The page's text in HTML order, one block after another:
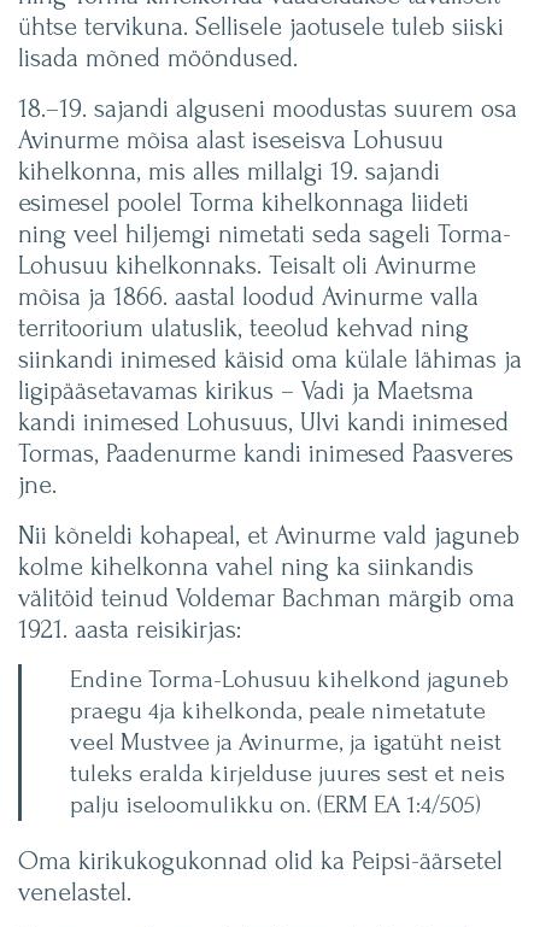
ühtse tervikuna. Sellisele jaotusele tuleb siiski
lisada mõned mööndused.
18.–19. sajandi alguseni moodustas suurem osa
Avinurme mõisa alast iseseisva Lohusuu
kihelkonna, mis alles millalgi 19. sajandi
esimesel poolel Torma kihelkonnaga liideti
ning veel hiljemgi nimetati seda sageli Torma-
Lohusuu kihelkonnaks. Teisalt oli Avinurme
mõisa ja 1866. aastal loodud Avinurme valla
territoorium ulatuslik, teeolud kehvad ning
siinkandi inimesed käisid oma külale lähimas ja
ligipääsetavamas kirikus – Vadi ja Maetsma
kandi inimesed Lohusuus, Ulvi kandi inimesed
Tormas, Paadenurme kandi inimesed Paasveres
jne.
Nii kõneldi kohapeal, et Avinurme vald jaguneb
kolme kihelkonna vahel ning ka siinkandis
välitöid teinud Voldemar Bachman märgib oma
1921. aasta reisikirjas:
Endine Torma-Lohusuu kihelkond jaguneb
praegu 4ja kihelkonda, peale nimetatute
veel Mustvee ja Avinurme, ja igatüht neist
tuleks eralda kirjelduse juures sest et neis
palju iseloomulikku on. (ERM EA 1:4/505)
Oma kirikukogukonnad olid ka Peipsi-äärsetel
venelastel.